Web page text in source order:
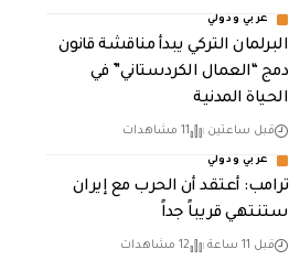
عربي ودولي
البرلمان التركي يبدأ مناقشة قانون
دمج “العمال الكردستاني” في
الحياة المدنية
قبل ساعتين 11 مشاهدات
عربي ودولي
‏ترامب: أعتقد أن الحرب مع إيران
ستنتهي قريباً جداً
قبل 11 ساعة 12 مشاهدات